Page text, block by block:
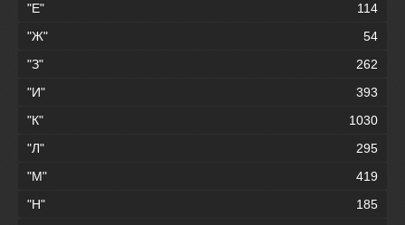
"Е"
114
"Ж"
54
"З"
262
"И"
393
"К"
1030
"Л"
295
"М"
419
"Н"
185